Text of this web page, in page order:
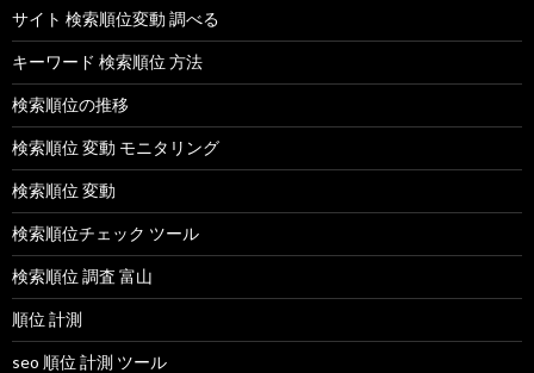
サイト 検索順位変動 調べる
キーワード 検索順位 方法
検索順位の推移
検索順位 変動 モニタリング
検索順位 変動
検索順位チェック ツール
検索順位 調査 富山
順位 計測
seo 順位 計測 ツール